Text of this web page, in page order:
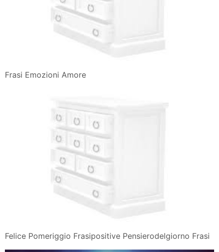
Frasi Emozioni Amore
Felice Pomeriggio Frasipositive Pensierodelgiorno Frasi